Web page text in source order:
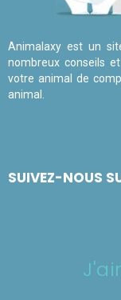
Animalaxy est un
nombreux conseils
votre animal de
animal.
SUIVEZ-NOUS